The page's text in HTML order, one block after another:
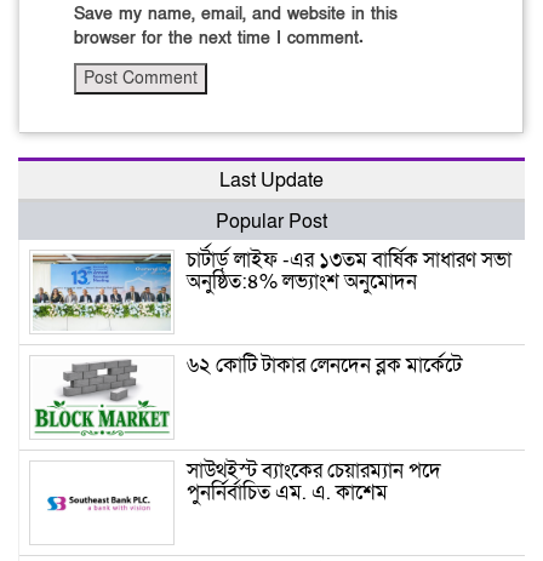
Save my name, email, and website in this
browser for the next time I comment.
Last Update
Popular Post
চার্টার্ড লাইফ -এর ১৩তম বার্ষিক সাধারণ সভা
অনুষ্ঠিত:৪% লভ্যাংশ অনুমোদন
৬২ কোটি টাকার লেনদেন ব্লক মার্কেটে
সাউথইস্ট ব্যাংকের চেয়ারম্যান পদে
পুনর্নির্বাচিত এম. এ. কাশেম